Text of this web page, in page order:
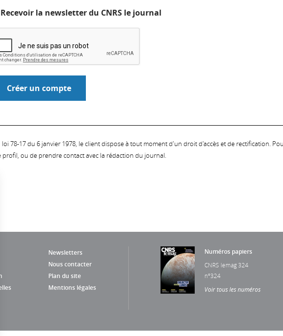
Recevoir la newsletter du CNRS le journal
78-17 du 6 janvier 1978, le client dispose à tout moment d'un droit d'accès et de rectification.
ou de prendre contact avec la rédaction du journal.
Newsletters
Nous contacter
Plan du site
Mentions légales
Numéros papiers
CNRS lemag 324
n°324
Voir tous les numéros